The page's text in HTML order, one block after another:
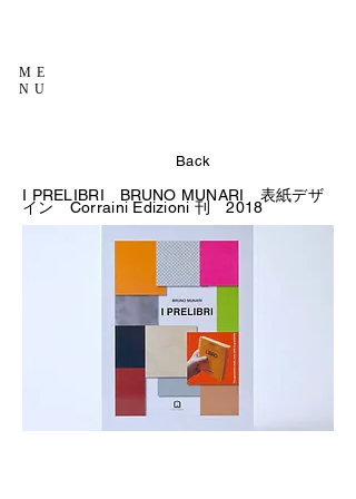
ME
NU
Back
I PRELIBRI BRUNO MUNARI 表紙デザ
イン Corraini Edizioni 刊 2018